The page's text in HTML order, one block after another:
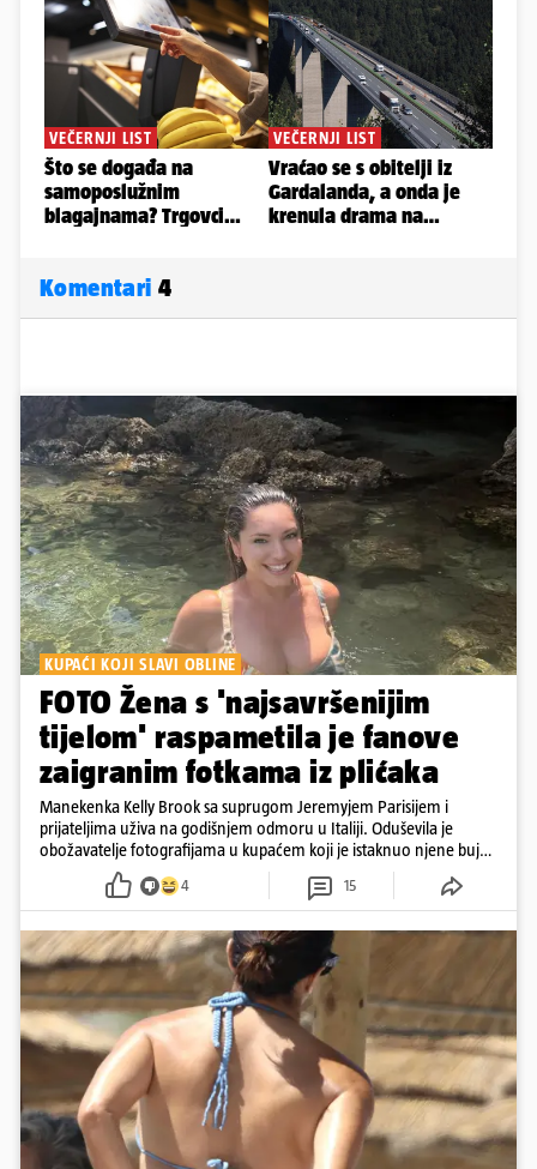
Komentari 4
KUPAĆI KOJI SLAVI OBLINE
FOTO Žena s 'najsavršenijim
tijelom' raspametila je fanove
zaigranim fotkama iz plićaka
Manekenka Kelly Brook sa suprugom Jeremyjem Parisijem i
prijateljima uživa na godišnjem odmoru u Italiji. Oduševila je
obožavatelje fotografijama u kupaćem koji je istaknuo njene bujne
4 15